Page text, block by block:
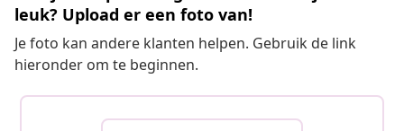
leuk? Upload er een foto van!
Je foto kan andere klanten helpen. Gebruik de link
hieronder om te beginnen.